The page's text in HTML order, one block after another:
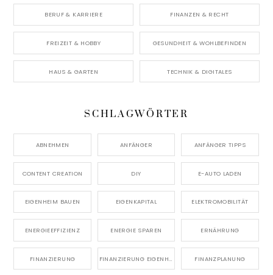
BERUF & KARRIERE FINANZEN & RECHT
FREIZEIT & HOBBY GESUNDHEIT & WOHLBEFINDEN
HAUS & GARTEN TECHNIK & DIGITALES
SCHLAGWÖRTER
ABNEHMEN ANFÄNGER ANFÄNGER TIPPS
CONTENT CREATION DIY E-AUTO LADEN
EIGENHEIM BAUEN EIGENKAPITAL ELEKTROMOBILITÄT
ENERGIEEFFIZIENZ ENERGIE SPAREN ERNÄHRUNG
FINANZIERUNG FINANZPLANUNG